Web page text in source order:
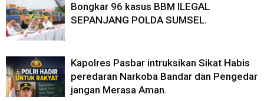
Bongkar 96 kasus BBM ILEGAL
SEPANJANG POLDA SUMSEL.
Kapolres Pasbar intruksikan Sikat Habis
peredaran Narkoba Bandar dan Pengedar
jangan Merasa Aman.